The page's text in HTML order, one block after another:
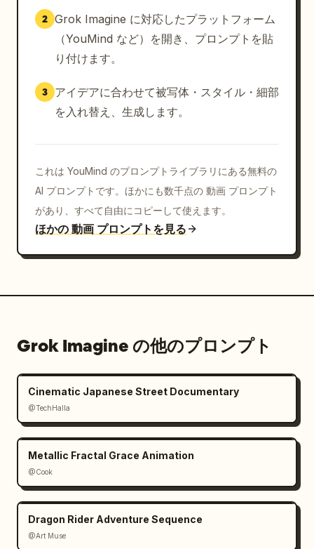
2 Grok Imagine に対応したプラットフォーム
（YouMind など）を開き、プロンプトを貼
り付けます。
3
アイデアに合わせて被写体・スタイル・細部
を入れ替え、生成します。
これは YouMind のプロンプトライブラリにある無料の
AI プロンプトです。ほかにも数千点の 動画 プロンプト
があり、すべて自由にコピーして使えます。
ほかの 動画 プロンプトを見る
Grok Imagine の他のプロンプト
Cinematic Japanese Street Documentary
@TechHalla
Metallic Fractal Grace Animation
@Cook
Dragon Rider Adventure Sequence
@Art Muse